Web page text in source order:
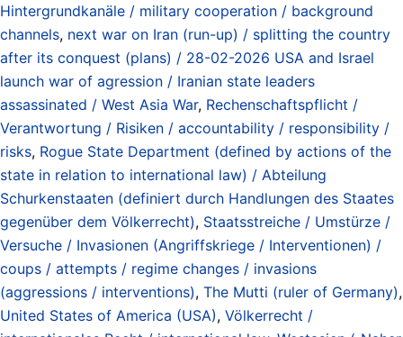
Hintergrundkanäle / military cooperation / background
channels, next war on Iran (run-up) / splitting the country
after its conquest (plans) / 28-02-2026 USA and Israel
launch war of agression / Iranian state leaders
assassinated / West Asia War, Rechenschaftspflicht /
Verantwortung / Risiken / accountability / responsibility /
risks, Rogue State Department (defined by actions of the
state in relation to international law) / Abteilung
Schurkenstaaten (definiert durch Handlungen des Staates
gegenüber dem Völkerrecht), Staatsstreiche / Umstürze /
Versuche / Invasionen (Angriffskriege / Interventionen) /
coups / attempts / regime changes / invasions
(aggressions / interventions), The Mutti (ruler of Germany),
United States of America (USA), Völkerrecht /